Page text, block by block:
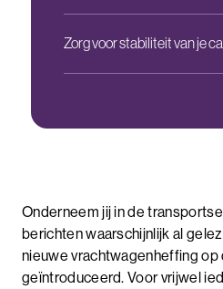
Zorg voor stabiliteit van je
Onderneem jij in de
berichten waarschijnlijk al
nieuwe vrachtwagenheffing
geïntroduceerd. Voor vrijwel